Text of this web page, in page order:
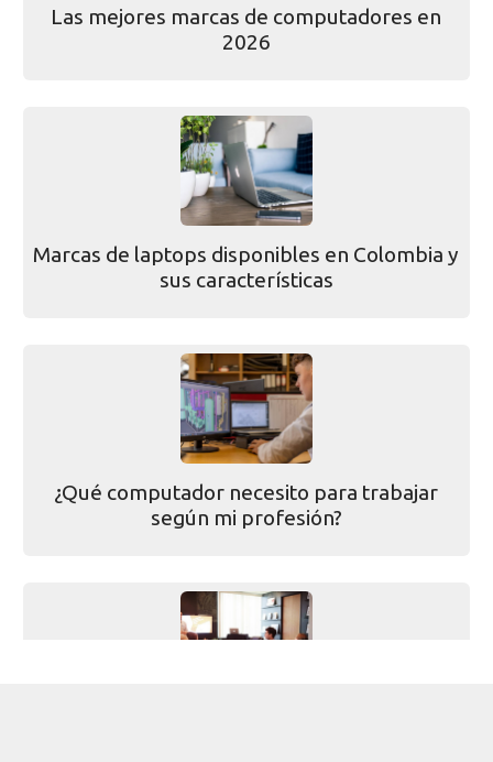
Las mejores marcas de computadores en
2026
Marcas de laptops disponibles en Colombia y
sus características
¿Qué computador necesito para trabajar
según mi profesión?